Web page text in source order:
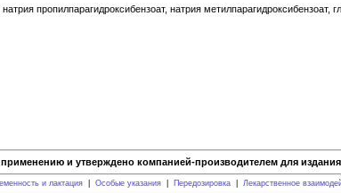
пропилпарагидроксибензоат, натрия метилпарагидроксибензоат,
и утверждено компанией-производителем для
и лактация| Особые указания| Передозировка| Лекарственное